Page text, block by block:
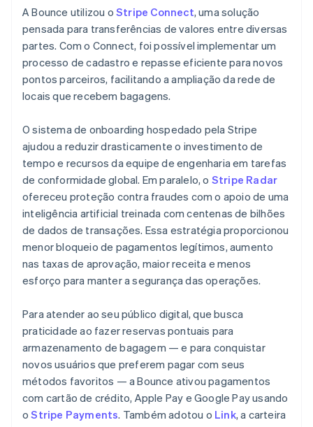
A Bounce utilizou o Stripe Connect, uma solução
pensada para transferências de valores entre diversas
partes. Com o Connect, foi possível implementar um
processo de cadastro e repasse eficiente para novos
pontos parceiros, facilitando a ampliação da rede de
locais que recebem bagagens.
O sistema de onboarding hospedado pela Stripe
ajudou a reduzir drasticamente o investimento de
tempo e recursos da equipe de engenharia em tarefas
de conformidade global. Em paralelo, o Stripe Radar
ofereceu proteção contra fraudes com o apoio de uma
inteligência artificial treinada com centenas de bilhões
de dados de transações. Essa estratégia proporcionou
menor bloqueio de pagamentos legítimos, aumento
nas taxas de aprovação, maior receita e menos
esforço para manter a segurança das operações.
Para atender ao seu público digital, que busca
praticidade ao fazer reservas pontuais para
armazenamento de bagagem — e para conquistar
novos usuários que preferem pagar com seus
métodos favoritos — a Bounce ativou pagamentos
com cartão de crédito, Apple Pay e Google Pay usando
oStripe Payments. Também adotou o Link, a carteira